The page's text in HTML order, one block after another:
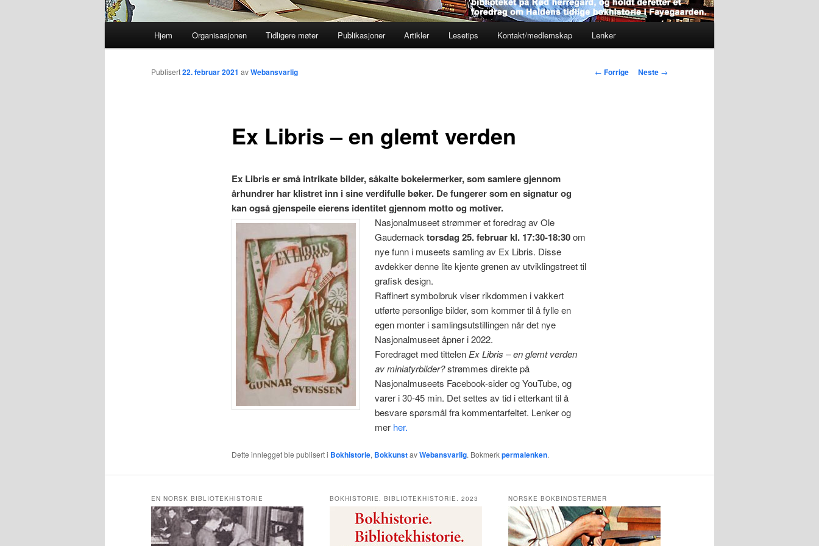
Gå
direkte
Hjem Organisasjonen Tidligere møter Publikasjoner Artikler Lesetips Kontakt/medlemskap Lenker
Innleggsnavigasjon
← Forrige Neste →
Ex Libris – en glemt verden
Publisert22. februar 2021 avWebansvarlig
Ex Libris er små intrikate bilder, såkalte bokeiermerker, som samlere gjennom
århundrer har klistret inn i sine verdifulle bøker. De fungerer som en signatur og
kan også gjenspeile eierens identitet gjennom motto og motiver.
Nasjonalmuseet strømmer et foredrag av Ole
Gaudernacktorsdag 25. februar kl. 17:30-18:30om
nye funn i museets samling av Ex Libris. Disse
avdekker denne lite kjente grenen av utviklingstreet til
grafisk design.
Raffinert symbolbruk viser rikdommen i vakkert
utførte personlige bilder, som kommer til å fylle en
egen monter i samlingsutstillingen når det nye
Nasjonalmuseet åpner i 2022.
Foredraget med tittelen Ex Libris – en glemt verden
av miniatyrbilder?strømmes direkte på
Nasjonalmuseets Facebook-sider og YouTube, og
varer i 30-45 min. Det settes av tid i etterkant til å
besvare spørsmål fra kommentarfeltet. Lenker og
mer her.
Dette innlegget ble publisert i Bokhistorie, BokkunstavWebansvarlig. Bokmerkpermalenken.
EN NORSK BIBLIOTEKHISTORIE BOKHISTORIE. BIBLIOTEKHISTORIE. 2023 NORSKE BOKBINDSTERMER